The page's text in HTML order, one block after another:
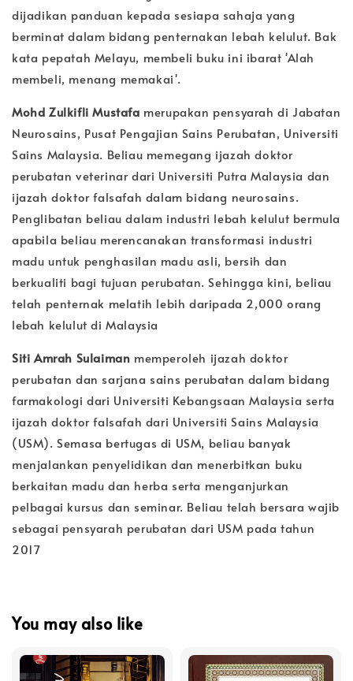
dijadikan panduan kepada sesiapa sahaja yang
berminat dalam bidang penternakan lebah kelulut. Bak
kata pepatah Melayu, membeli buku ini ibarat 'Alah
membeli, menang memakai'.
Mohd Zulkifli Mustafa merupakan pensyarah di Jabatan
Neurosains, Pusat Pengajian Sains Perubatan, Universiti
Sains Malaysia. Beliau memegang ijazah doktor
perubatan veterinar dari Universiti Putra Malaysia dan
ijazah doktor falsafah dalam bidang neurosains.
Penglibatan beliau dalam industri lebah kelulut bermula
apabila beliau merencanakan transformasi industri
madu untuk penghasilan madu asli, bersih dan
berkualiti bagi tujuan perubatan. Sehingga kini, beliau
telah penternak melatih lebih daripada 2,000 orang
lebah kelulut di Malaysia
Siti Amrah Sulaiman memperoleh ijazah doktor
perubatan dan sarjana sains perubatan dalam bidang
farmakologi dari Universiti Kebangsaan Malaysia serta
ijazah doktor falsafah dari Universiti Sains Malaysia
(USM). Semasa bertugas di USM, beliau banyak
menjalankan penyelidikan dan menerbitkan buku
berkaitan madu dan herba serta menganjurkan
pelbagai kursus dan seminar. Beliau telah bersara wajib
sebagai pensyarah perubatan dari USM pada tahun
2017
You may also like